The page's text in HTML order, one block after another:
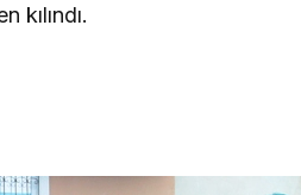
kılındı.